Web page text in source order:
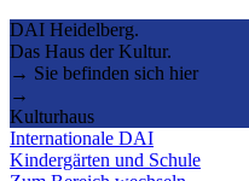
DAI Heidelberg.
Das Haus der Kultur.
→ Sie befinden sich hier
→
Kulturhaus
Internationale DAI
Kindergärten und Schule